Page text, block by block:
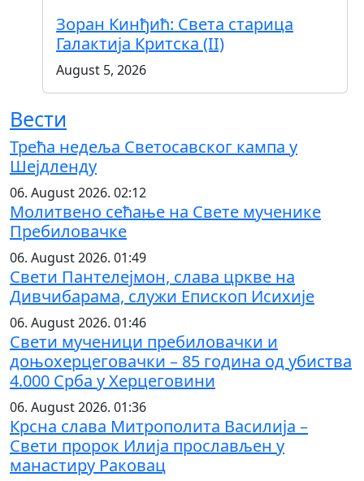
Зоран Кинђић: Света старица
Галактија Критска (II)
August 5, 2026
Вести
Трећа недеља Светосавског кампа у
Шејдленду
06. August 2026. 02:12
Молитвено сећање на Свете мученике
Пребиловачке
06. August 2026. 01:49
Свети Пантелејмон, слава цркве на
Дивчибарама, служи Епископ Исихије
06. August 2026. 01:46
Свети мученици пребиловачки и
доњохерцеговачки – 85 година од убиства
4.000 Срба у Херцеговини
06. August 2026. 01:36
Крсна слава Митрополита Василија –
Свети пророк Илија прослављен у
манастиру Раковац